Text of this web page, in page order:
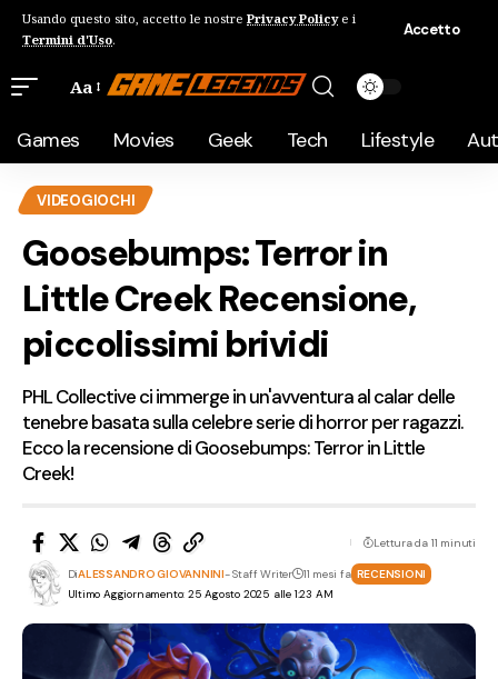
Usando questo sito, accetto le nostre Privacy Policye i
Termini d'Uso.
Accetto
Aa
Games Movies Geek Tech Lifestyle
VIDEOGIOCHI
Goosebumps: Terror in
Little Creek Recensione,
piccolissimi brividi
PHL Collective ci immerge in un'avventura al calar delle
tenebre basata sulla celebre serie di horror per ragazzi.
Ecco la recensione di Goosebumps: Terror in Little
Creek!
Ultimo Aggiornamento: 25 Agosto 2025 alle 1:23 AM
DiALESSANDRO GIOVANNINI- Staff Writer 11 mesi fa RECENSIONI
Lettura da 11 minuti